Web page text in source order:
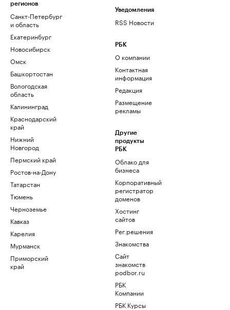
регионов
Санкт-Петербург
и область
Екатеринбург
Новосибирск
Омск
Башкортостан
Вологодская
область
Калининград
Краснодарский
край
Нижний
Новгород
Пермский край
Ростов-на-Дону
Татарстан
Тюмень
Черноземье
Кавказ
Карелия
Мурманск
Приморский
край
Уведомления
RSS Новости
РБК
О компании
Контактная
информация
Редакция
Размещение
рекламы
Другие
продукты
РБК
Облако для
бизнеса
Корпоративный
регистратор
доменов
Хостинг
сайтов
Рег.решения
Знакомства
Сайт
знакомств
podbor.ru
РБК
Компании
РБК Курсы